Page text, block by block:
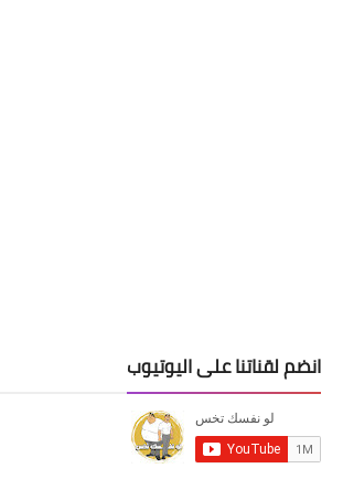
انضم لقناتنا على اليوتيوب